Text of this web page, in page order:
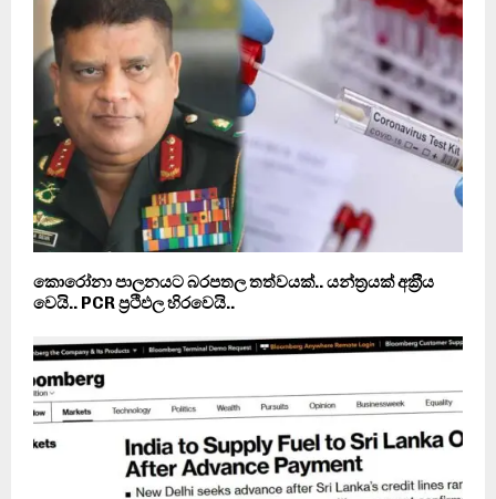
කොරෝනා පාලනයට බරපතල තත්වයක්.. යන්ත‍්‍රයක් අක‍්‍රීය
වෙයි.. PCR ප‍්‍රථිඵල හිරවෙයි..